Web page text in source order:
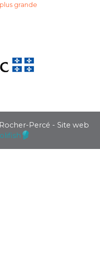
grande
Percé - Site web